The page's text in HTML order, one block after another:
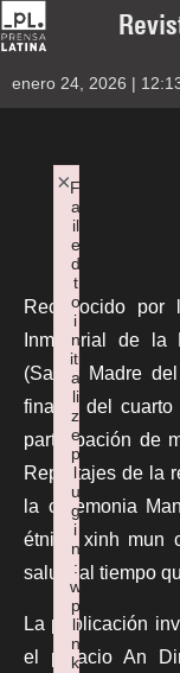
enero 24, 2026 |
Reconocido por
Inmaterial de la
(Santa Madre
finales del
participación de
Reportajes de la
la ceremonia
étnica xinh mun
salud, al tiempo
La publicación
el palacio An
F
a
il
e
d
t
o
i
n
iti
a
li
z
e
p
l
u
g
i
n
:
w
p
li
n
k
×